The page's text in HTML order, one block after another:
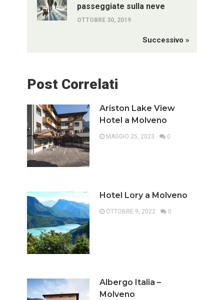
passeggiate sulla neve
OTTOBRE 30, 2019
Successivo »
Post Correlati
Ariston Lake View
Hotel a Molveno
MAGGIO 25, 2023 0
Hotel Lory a Molveno
OTTOBRE 9, 2022 0
Albergo Italia –
Molveno